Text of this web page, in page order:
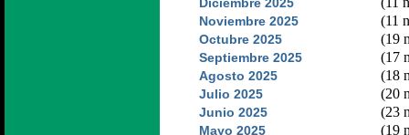
Noviembre 2025 (11
Octubre 2025 (19
Septiembre 2025 (17
Agosto 2025 (18
Julio 2025 (20
Junio 2025 (23
Mayo 2025 (19